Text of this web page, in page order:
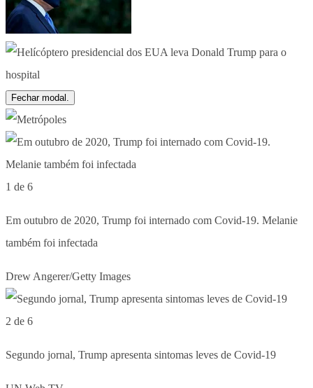
Fechar modal.
1 de 6
Em outubro de 2020, Trump foi internado com Covid-19. Melanie
também foi infectada
Drew Angerer/Getty Images
2 de 6
Segundo jornal, Trump apresenta sintomas leves de Covid-19